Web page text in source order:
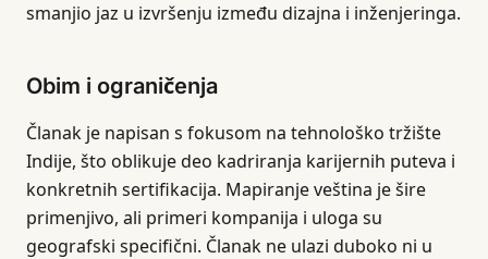
smanjio jaz u izvršenju između dizajna i inženjeringa.
Obim i ograničenja
Članak je napisan s fokusom na tehnološko tržište
Indije, što oblikuje deo kadriranja karijernih puteva i
konkretnih sertifikacija. Mapiranje veština je šire
primenjivo, ali primeri kompanija i uloga su
geografski specifični. Članak ne ulazi duboko ni u